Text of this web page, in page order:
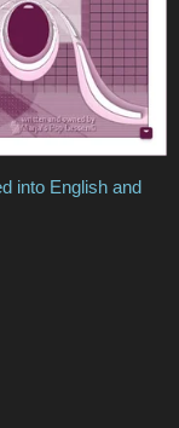
into English and